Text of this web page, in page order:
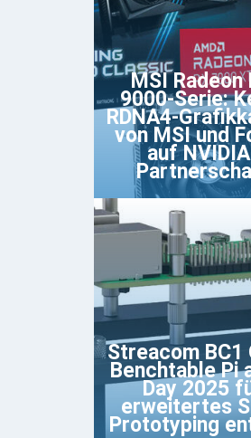
MSI Radeon
9000-Serie:
RDNA4-
von MSI und
auf
Streacom BC1
Benchtable Pi
Day 2025
erweitertes
Prototyping